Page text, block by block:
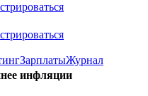
ЗарплатыЖурнал
инфляции